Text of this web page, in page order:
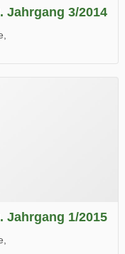
Jahrgang 3/2014
Jahrgang 1/2015